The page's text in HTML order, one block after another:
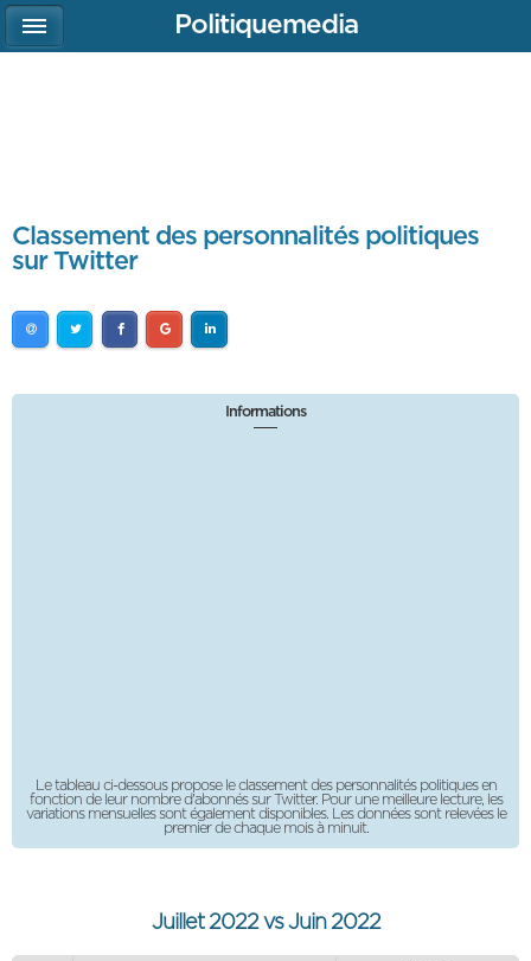
Classement des personnalités politiques
sur Twitter
Informations
Le tableau ci-dessous propose le classement des personnalités politiques en
fonction de leur nombre d'abonnés sur Twitter. Pour une meilleure lecture, les
variations mensuelles sont également disponibles. Les données sont relevées le
premier de chaque mois à minuit.
Juillet 2022 vs Juin 2022
Politiquemedia